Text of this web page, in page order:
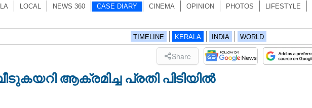
LOCAL NEWS 360 CASE DIARY CINEMA OPINION PHOTOS LIFESTYLE
TIMELINE KERALA INDIA WORLD
Share
ആക്രമിച്ച പ്രതി പിടിയിൽ